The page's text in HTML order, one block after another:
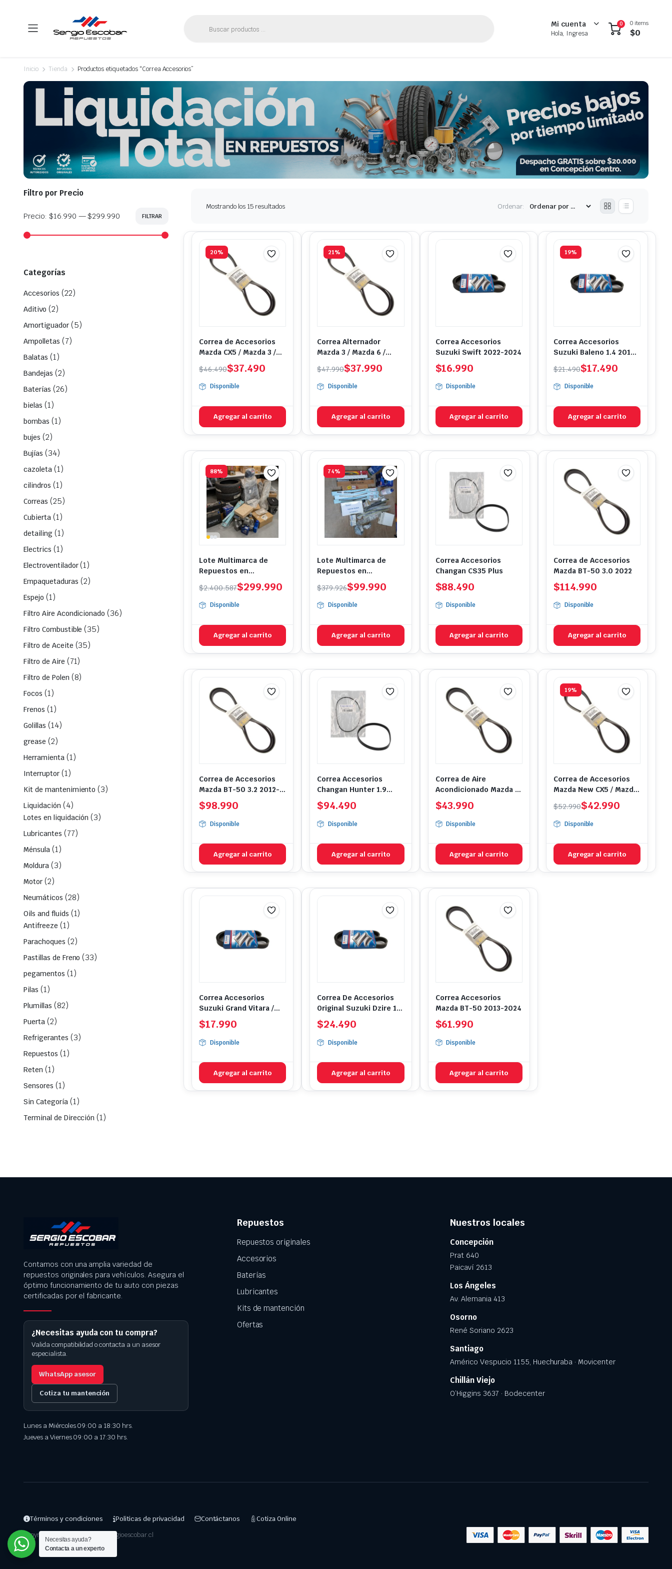
Mi cuenta
Hola, Ingresa
0 0 items
$0
Inicio Tienda Productos etiquetados “Correa Accesorios”
Mostrando los 15 resultadosOrdenado
Ordenar:
20%
Correa de Accesorios
Mazda CX5 / Mazda 3 /
Mazda CX3 / Mazda 6
$46.490
El
precio
original
era:
$46.490.
$37.490
El
precio
actual
es:
$37.490.
Disponible
Agregar al carrito
21%
Correa Alternador
Mazda 3 / Mazda 6 /
Mazda CX3 / Mazda CX5
$47.990
El
precio
original
era:
$47.990.
$37.990
El
precio
actual
es:
$37.990.
Disponible
Agregar al carrito
Correa Accesorios
Suzuki Swift 2022-2024
$16.990
Disponible
Agregar al carrito
19%
Correa Accesorios
Suzuki Baleno 1.4 2016-
$21.490
El
precio
original
era:
$21.490.
$17.490
El
precio
actual
es:
$17.490.
Disponible
Agregar al carrito
88%
Lote Multimarca de
Repuestos en
Liquidación N°003
$2.400.587
El
precio
original
era:
$2.400.587.
$299.990
El
precio
actual
es:
$299.990.
Disponible
Agregar al carrito
74%
Lote Multimarca de
Repuestos en
Liquidación N°002
$379.926
El
precio
original
era:
$379.926.
$99.990
El
precio
actual
es:
$99.990.
Disponible
Agregar al carrito
Correa Accesorios
Changan CS35 Plus
$88.490
Disponible
Agregar al carrito
Correa de Accesorios
Mazda BT-50 3.0 2022
$114.990
Disponible
Agregar al carrito
Correa de Accesorios
Mazda BT-50 3.2 2012-
2020
$98.990
Disponible
Agregar al carrito
Correa Accesorios
Changan Hunter 1.9
2021-2024
$94.490
Disponible
Agregar al carrito
Correa de Aire
Acondicionado Mazda 3
/ Mazda 5
$43.990
Disponible
Agregar al carrito
19%
Correa de Accesorios
Mazda New CX5 / Mazda
$52.990
El
precio
original
era:
$52.990.
$42.990
El
precio
actual
es:
$42.990.
Disponible
Agregar al carrito
Correa Accesorios
Suzuki Grand Vitara /
Swift / SX4
$17.990
Disponible
Agregar al carrito
Correa De Accesorios
Original Suzuki Dzire 1.2
2015-2017
$24.490
Disponible
Agregar al carrito
Correa Accesorios
Mazda BT-50 2013-2024
$61.990
Disponible
Agregar al carrito
Filtro por Precio
FILTRAR
Precio: $16.990 —$299.990
Categorías
Accesorios (22)
Aditivo (2)
Amortiguador (5)
Ampolletas (7)
Balatas (1)
Bandejas (2)
Baterías (26)
bielas (1)
bombas (1)
bujes (2)
Bujías (34)
cazoleta (1)
cilindros (1)
Correas (25)
Cubierta (1)
detailing (1)
Electrics (1)
Electroventilador (1)
Empaquetaduras (2)
Espejo (1)
Filtro Aire Acondicionado (36)
Filtro Combustible (35)
Filtro de Aceite (35)
Filtro de Aire (71)
Filtro de Polen (8)
Focos (1)
Frenos (1)
Golillas (14)
grease (2)
Herramienta (1)
Interruptor (1)
Kit de mantenimiento (3)
Liquidación (4)
Lotes en liquidación (3)
Lubricantes (77)
Ménsula (1)
Moldura (3)
Motor (2)
Neumáticos (28)
Oils and fluids (1)
Antifreeze (1)
Parachoques (2)
Pastillas de Freno (33)
pegamentos (1)
Pilas (1)
Plumillas (82)
Puerta (2)
Refrigerantes (3)
Repuestos (1)
Reten (1)
Sensores (1)
Sin Categoría (1)
Terminal de Dirección (1)
Contamos con una amplia variedad de
repuestos originales para vehículos. Asegura el
óptimo funcionamiento de tu auto con piezas
certificadas por el fabricante.
¿Necesitas ayuda con tu compra?
Valida compatibilidad o contacta a un asesor
especialista.
WhatsApp asesor
Cotiza tu mantención
Lunes a Miércoles 09:00 a 18:30 hrs.
Jueves a Viernes 09:00 a 17:30 hrs.
Repuestos
Repuestos originales
Accesorios
Baterías
Lubricantes
Kits de mantención
Ofertas
Nuestros locales
Concepción
Prat 640
Paicaví 2613
Los Ángeles
Av. Alemania 413
Osorno
René Soriano 2623
Santiago
Américo Vespucio 1155, Huechuraba · Movicenter
Chillán Viejo
O’Higgins 3637 · Bodecenter
Términos y condiciones Politicas de privacidad Contáctanos
Cotiza Online
Copyright 2025 © Repuestos.sergioescobar.cl
Necesitas ayuda?
Contacta a un experto